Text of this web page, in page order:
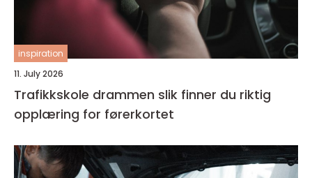
inspiration
11. July 2026
Trafikkskole drammen slik finner du riktig
opplæring for førerkortet